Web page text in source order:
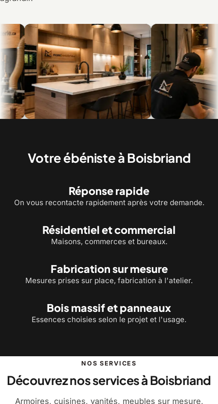
Votre ébéniste à Boisbriand
Réponse rapide
On vous recontacte rapidement après votre demande.
Résidentiel et commercial
Maisons, commerces et bureaux.
Fabrication sur mesure
Mesures prises sur place, fabrication à l'atelier.
Bois massif et panneaux
Essences choisies selon le projet et l'usage.
NOS SERVICES
Découvrez nos services à Boisbriand
Armoires, cuisines, vanités, meubles sur mesure,